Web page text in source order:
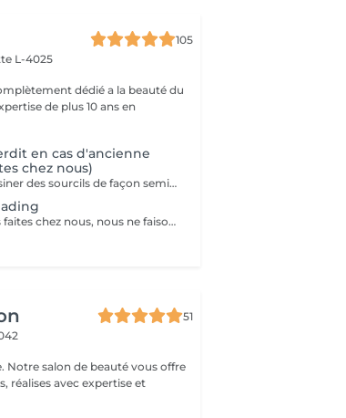
105
L-4025
dédié a la beauté du
de plus 10 ans en
en cas d'ancienne
chez nous)
Le microshading consiste a redessiner des sourcils de façon semi-permanent. avec une durée d'environ 8 a 18 mois selon chaque peau, cette technique nous permet un effet très naturel et d'avoir des jolis dégradés. je utilise une dermographe (machine spécifique pour makeup semi- permanent) qui s'adapte,á tout type de peau,contrairement aux autres techniques qui coupent la peau. les avantagens Sont -indolore -non agressif pour la peau -cicatrisation plus propre et sûre -meilleure fixation -effet plus net et dessiné. Retouche fixatrice après un mois incluse dans la tarif. Contre indiqué aux : Femme enceinte ou allaitante Sur traitement médicaments anti-inflammatoires ou antibiotiques et isotrétinoïne Possédant allergies sévères ou maladies auto-immunes Injections datant mois de 15 jours sur le visage Une photo est obligatoire avant la prise de rendez-vous pour toute personne ayant une ancienne pigmentation, visible ou non. Soins après pigmentation: Pas de piscine, sauna, hamman ou bronzage pendant 2 semaines après.
Exclusive pour des pigmentations faites chez nous, nous ne faisons pas de retouche des outres professionnels.
51
Notre salon de beauté vous offre
réalises avec expertise et